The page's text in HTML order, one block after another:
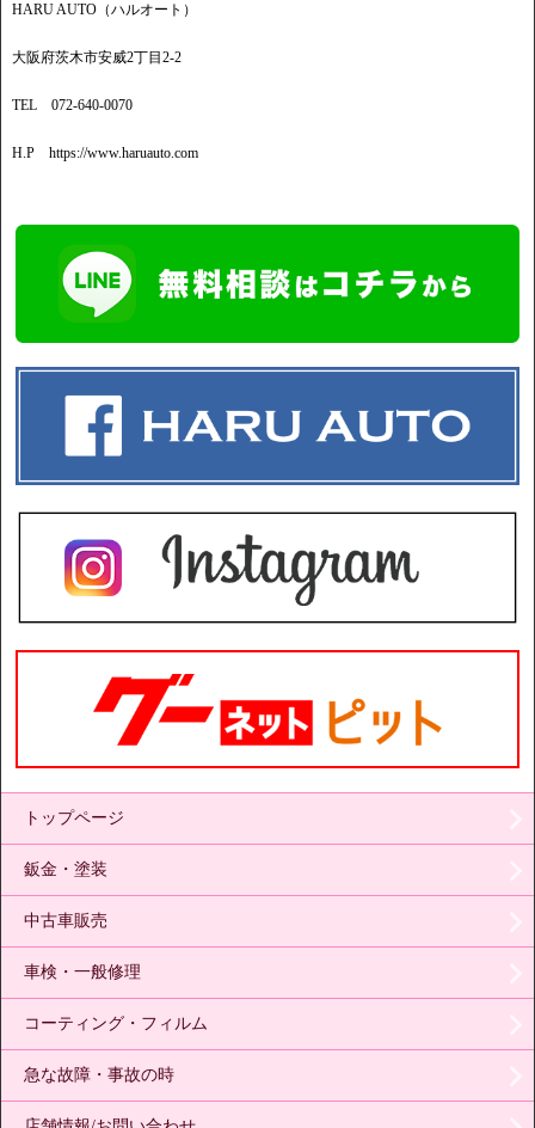
HARU AUTO（ハルオート）
大阪府茨木市安威2丁目2-2
TEL 072-640-0070
H.P https://www.haruauto.com
トップページ
鈑金・塗装
中古車販売
車検・一般修理
コーティング・フィルム
急な故障・事故の時